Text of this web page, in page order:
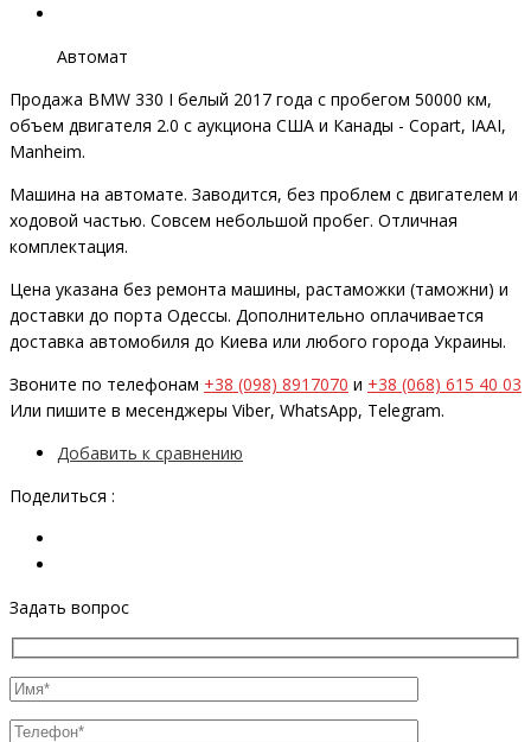
Автомат
Продажа BMW 330 I белый 2017 года с пробегом 50000 км,
объем двигателя 2.0 с аукциона США и Канады - Copart, IAAI,
Manheim.
Машина на автомате. Заводится, без проблем с двигателем и
ходовой частью. Совсем небольшой пробег. Отличная
комплектация.
Цена указана без ремонта машины, растаможки (таможни) и
доставки до порта Одессы. Дополнительно оплачивается
доставка автомобиля до Киева или любого города Украины.
Звоните по телефонам +38 (098) 8917070 и +38 (068) 615 40 03
Или пишите в месенджеры Viber, WhatsApp, Telegram.
Добавить к сравнению
Поделиться :
Задать вопрос